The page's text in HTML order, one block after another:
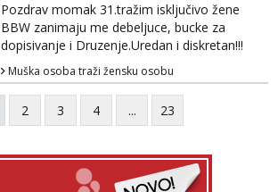
whatsapp 0958048882.
Pozdrav momak 31.tražim isključivo žene
BBW zanimaju me debeljuce, bucke za
dopisivanje i Druzenje.Uredan i diskretan!!!
Muška osoba traži žensku osobu
2 3 4 ... 23